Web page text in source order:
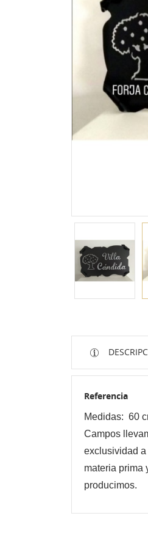
Referencia
Medidas: 60
Campos
exclusividad
materia prima
producimos.